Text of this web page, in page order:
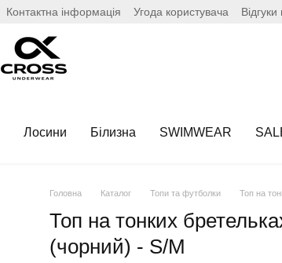
Контактна інформація Угода користувача
Лосини Білизна SWIMWEAR
Головна Каталог Топи та футболки Топ на
Топ на тонких
(чорний) - S/M